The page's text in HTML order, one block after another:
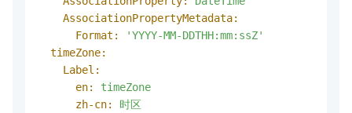
AssociationPropertyMetadata:
Format:
'YYYY-MM-DDTHH:mm:ssZ'
timeZone:
Label:
en:
timeZone
zh-cn:
时区